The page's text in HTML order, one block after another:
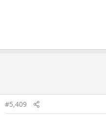
#5,409